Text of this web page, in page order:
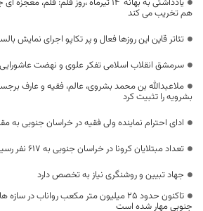
هم تخریب می کند
تئاتر قاین این روزها فعال و پر تکاپو اجرای نمایش
سرمشق انقلاب اسلامی تفکر علوی و نهضت
ملاعبدالله بن محمد بشروی، عالم، فقیه و عارف
بشرویه را تثبیت کرد
ادای احترام نماینده ولی فقیه در خراسان جنوبی به
تعداد مبتلایان کرونا در خراسان جنوبی به 617 نفر رسید
جهاد تبیین و روشنگری نیاز به تخصص دارد
تاکنون حدود ۲۵ میلیون متر مکعب رواناب در
جنوبی مهار شده است